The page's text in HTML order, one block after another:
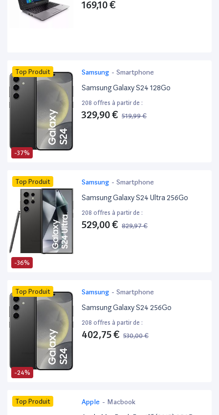
169,10 €
-37%
Top Produit Samsung - Smartphone
Samsung Galaxy S24 128Go
208 offres à partir de :
329,90 € 519,99 €
-36%
Top Produit Samsung - Smartphone
Samsung Galaxy S24 Ultra 256Go
208 offres à partir de :
529,00 € 829,97 €
-24%
Top Produit Samsung - Smartphone
Samsung Galaxy S24 256Go
208 offres à partir de :
402,75 € 530,00 €
Top Produit Apple - Macbook